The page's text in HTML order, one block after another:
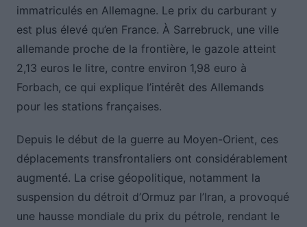
immatriculés en Allemagne. Le prix du carburant y
est plus élevé qu’en France. À Sarrebruck, une ville
allemande proche de la frontière, le gazole atteint
2,13 euros le litre, contre environ 1,98 euro à
Forbach, ce qui explique l’intérêt des Allemands
pour les stations françaises.
Depuis le début de la guerre au Moyen-Orient, ces
déplacements transfrontaliers ont considérablement
augmenté. La crise géopolitique, notamment la
suspension du détroit d’Ormuz par l’Iran, a provoqué
une hausse mondiale du prix du pétrole, rendant le